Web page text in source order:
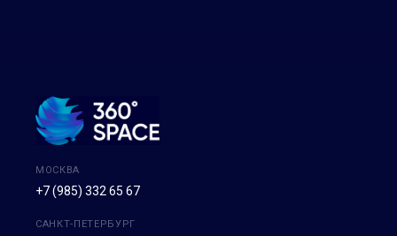
МОСКВА
+7 (985) 332 65 67
САНКТ-ПЕТЕРБУРГ